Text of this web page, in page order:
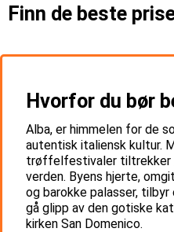
Finn de beste
Hvorfor du bør
Alba, er himmelen for de
autentisk italiensk kultur.
trøffelfestivaler tiltrekker
verden. Byens hjerte,
og barokke palasser,
gå glipp av den gotiske
kirken San Domenico.